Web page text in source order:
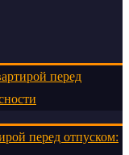
перед
перед отпуском: